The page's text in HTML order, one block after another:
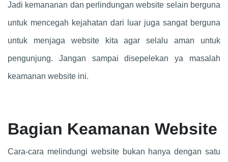
Jadi kemananan dan perlindungan website selain berguna
untuk mencegah kejahatan dari luar juga sangat berguna
untuk menjaga website kita agar selalu aman untuk
pengunjung. Jangan sampai disepelekan ya masalah
keamanan website ini.
Bagian Keamanan Website
Cara-cara melindungi website bukan hanya dengan satu